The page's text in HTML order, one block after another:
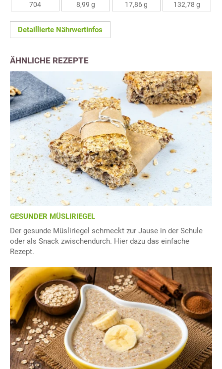
704
8,99 g
17,86 g
132,78 g
Detaillierte Nährwertinfos
ÄHNLICHE REZEPTE
GESUNDER MÜSLIRIEGEL
Der gesunde Müsliriegel schmeckt zur Jause in der Schule
oder als Snack zwischendurch. Hier dazu das einfache
Rezept.